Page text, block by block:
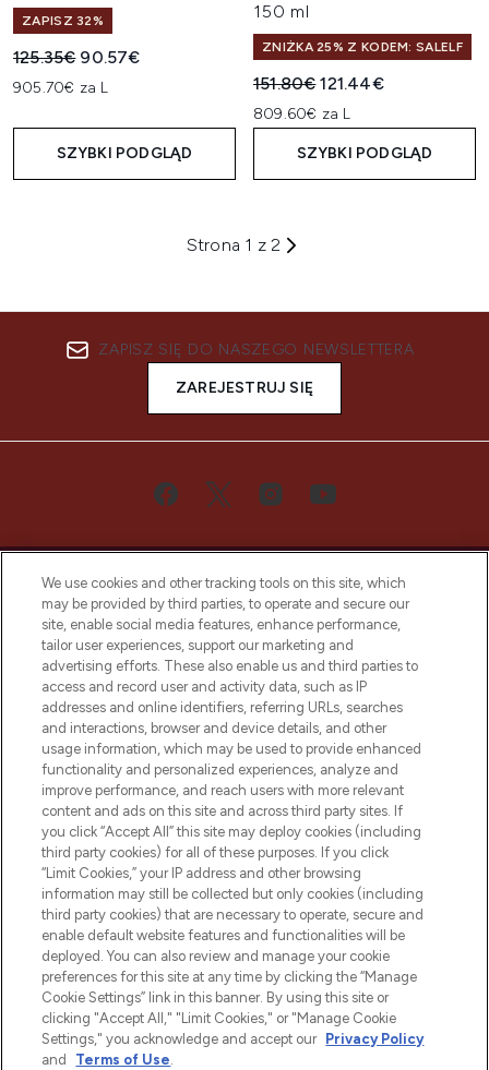
ZAPISZ 32%
Sugerowana cena detaliczna:
125.35€ Aktualna cena:
90.57€
905.70€ za L
SZYBKI PODGLĄD
150 ml
ZNIŻKA 25% Z KODEM: SALELF
Sugerowana cena
151.80€Aktualna cena:
121.44€
809.60€ za L
SZYBKI PODGLĄD
Strona 1 z 2
ZAPISZ SIĘ DO NASZEGO NEWSLETTERA
ZAREJESTRUJ SIĘ
Bądź pierwszą osobą, która dowie się o
najnowszych produktach, od niszowych i
uznanych marek, sezonowych trendach i
otrzyma ekskluzywne artykuły redakcyjne
z Sunday Supplement.
Zgoda na pliki cookie
Do Not Sell or Share My Personal
Information
POMOC & INFORMACJE
WAŻNE INFORMACJE
O LOOKFANTASTIC
We use cookies and other tracking tools on this site, which
may be provided by third parties, to operate and secure our
site, enable social media features, enhance performance,
tailor user experiences, support our marketing and
advertising efforts. These also enable us and third parties to
access and record user and activity data, such as IP
addresses and online identifiers, referring URLs, searches
and interactions, browser and device details, and other
usage information, which may be used to provide enhanced
functionality and personalized experiences, analyze and
improve performance, and reach users with more relevant
content and ads on this site and across third party sites. If
you click “Accept All” this site may deploy cookies (including
third party cookies) for all of these purposes. If you click
“Limit Cookies,” your IP address and other browsing
information may still be collected but only cookies (including
third party cookies) that are necessary to operate, secure and
enable default website features and functionalities will be
deployed. You can also review and manage your cookie
preferences for this site at any time by clicking the “Manage
Cookie Settings” link in this banner. By using this site or
clicking "Accept All," "Limit Cookies," or "Manage Cookie
Settings," you acknowledge and accept our Privacy Policy
and
Terms of Use.